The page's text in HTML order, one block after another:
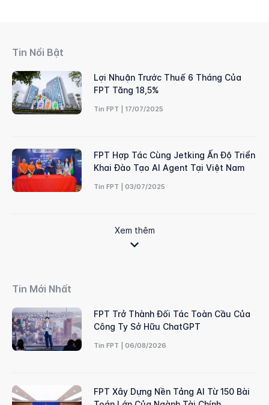
Tin Nổi Bật
Lợi Nhuận Trước Thuế 6 Tháng Của
FPT Tăng 18,5%
Tin FPT | 17/07/2025
FPT Hợp Tác Cùng Jetking Ấn Độ Triển
Khai Đào Tạo AI Agent Tại Việt Nam
Tin FPT | 03/07/2025
Xem thêm
Tin Mới Nhất
FPT Trở Thành Đối Tác Toàn Cầu Của
Công Ty Sở Hữu ChatGPT
Tin FPT | 06/08/2026
FPT Xây Dựng Nền Tảng AI Từ 150 Bài